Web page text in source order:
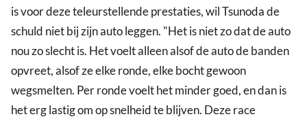
is voor deze teleurstellende prestaties, wil Tsunoda de
schuld niet bij zijn auto leggen. "Het is niet zo dat de auto
nou zo slecht is. Het voelt alleen alsof de auto de banden
opvreet, alsof ze elke ronde, elke bocht gewoon
wegsmelten. Per ronde voelt het minder goed, en dan is
het erg lastig om op snelheid te blijven. Deze race